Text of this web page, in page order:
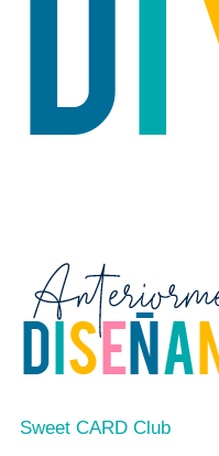
Sweet CARD Club